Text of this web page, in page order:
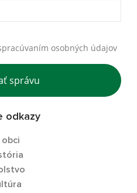
osobných údajov
správu
odkazy
obci